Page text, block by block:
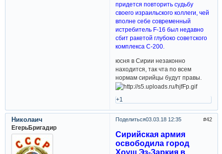
придется повторить судьбу
своего израильского коллеги, чей
вполне себе современный
истребитель F-16 был недавно
сбит ракетой глубоко советского
комплекса С-200.
юсня в Сирии незаконно
находится, так чта по всем
нормам сирийцы будут правы.
+1
Поделиться 42
03.03.18 12:35
Николаич
ЕгерьБригадир
Сирийская армия
освободила город
Хоуш Эз-Заркия в